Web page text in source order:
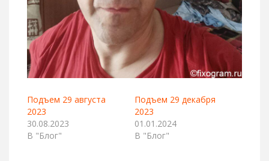
Подъем 29 августа
2023
30.08.2023
В "Блог"
Подъем 29 декабря
2023
01.01.2024
В "Блог"